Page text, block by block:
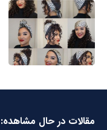
مقالات در حال مشاهده: